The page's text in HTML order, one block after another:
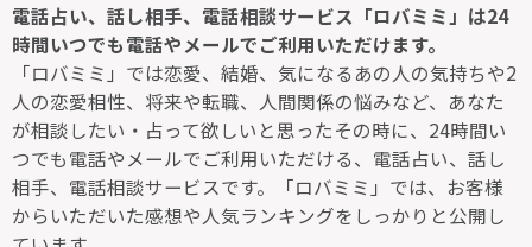
電話占い、話し相手、電話相談サービス「ロバミミ」は24
時間いつでも電話やメールでご利用いただけます。
「ロバミミ」では恋愛、結婚、気になるあの人の気持ちや2
人の恋愛相性、将来や転職、人間関係の悩みなど、あなた
が相談したい・占って欲しいと思ったその時に、24時間い
つでも電話やメールでご利用いただける、電話占い、話し
相手、電話相談サービスです。「ロバミミ」では、お客様
からいただいた感想や人気ランキングをしっかりと公開し